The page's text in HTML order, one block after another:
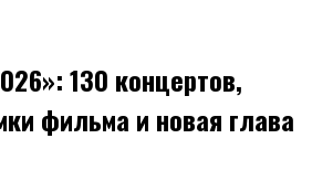
130 концертов,
фильма и новая глава